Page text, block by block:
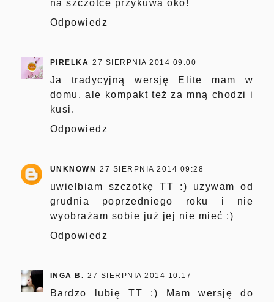
na szczotce przykuwa oko!
Odpowiedz
PIRELKA 27 SIERPNIA 2014 09:00
Ja tradycyjną wersję Elite mam w
domu, ale kompakt też za mną chodzi i
kusi.
Odpowiedz
UNKNOWN 27 SIERPNIA 2014 09:28
uwielbiam szczotkę TT :) uzywam od
grudnia poprzedniego roku i nie
wyobrażam sobie już jej nie mieć :)
Odpowiedz
INGA B. 27 SIERPNIA 2014 10:17
Bardzo lubię TT :) Mam wersję do